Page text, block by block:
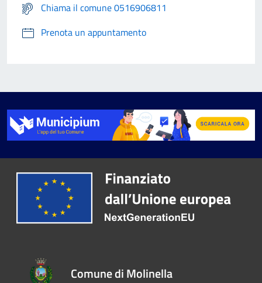
Chiama il comune 0516906811
Prenota un appuntamento
Comune di Molinella